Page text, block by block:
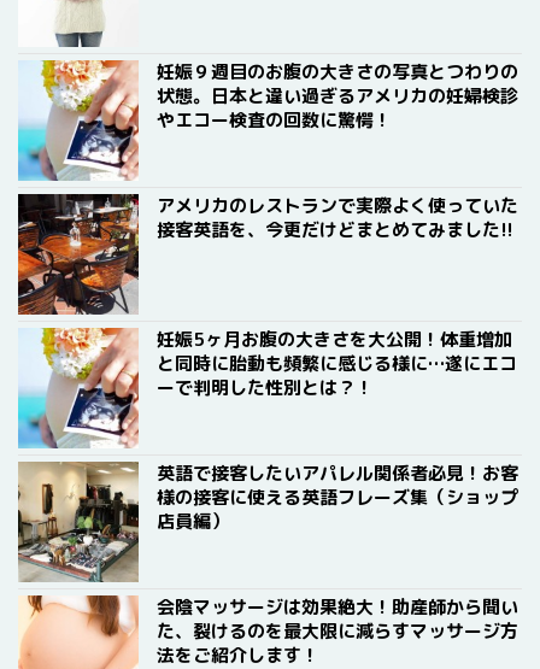
妊娠９週目のお腹の大きさの写真とつわりの
状態。日本と違い過ぎるアメリカの妊婦検診
やエコー検査の回数に驚愕！
アメリカのレストランで実際よく使っていた
接客英語を、今更だけどまとめてみました!!
妊娠5ヶ月お腹の大きさを大公開！体重増加
と同時に胎動も頻繁に感じる様に…遂にエコ
ーで判明した性別とは？！
英語で接客したいアパレル関係者必見！お客
様の接客に使える英語フレーズ集（ショップ
店員編）
会陰マッサージは効果絶大！助産師から聞い
た、裂けるのを最大限に減らすマッサージ方
法をご紹介します！